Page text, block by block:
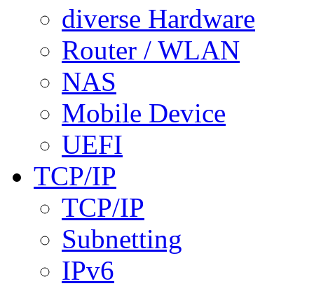
diverse Hardware
Router / WLAN
NAS
Mobile Device
UEFI
TCP/IP
TCP/IP
Subnetting
IPv6